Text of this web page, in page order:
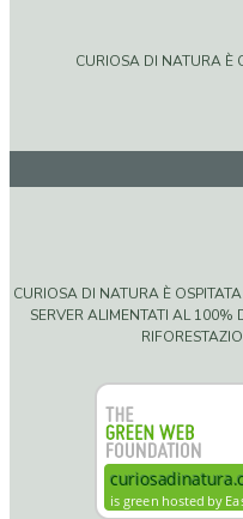
CURIOSA DI NATURA È
CURIOSA DI NATURA È
SERVER ALIMENTATI AL 100%